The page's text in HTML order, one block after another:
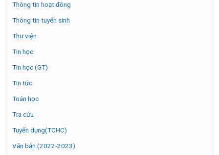
Thông tin hoạt đông
Thông tin tuyển sinh
Thư viện
Tin học
Tin học (GT)
Tin tức
Toán học
Tra cứu
Tuyển dụng(TCHC)
Văn bản (2022-2023)